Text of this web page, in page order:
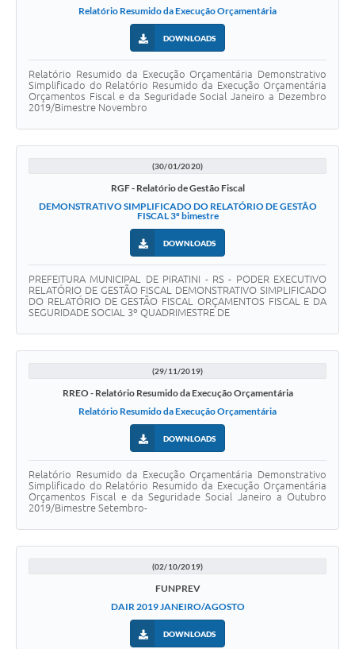
Relatório Resumido da Execução Orçamentária
DOWNLOADS
Relatório Resumido da Execução Orçamentária Demonstrativo
Simplificado do Relatório Resumido da Execução Orçamentária
Orçamentos Fiscal e da Seguridade Social Janeiro a Dezembro
2019/Bimestre Novembro
(30/01/2020)
RGF - Relatório de Gestão Fiscal
DEMONSTRATIVO SIMPLIFICADO DO RELATÓRIO DE GESTÃO
FISCAL 3º bimestre
DOWNLOADS
PREFEITURA MUNICIPAL DE PIRATINI - RS - PODER EXECUTIVO
RELATÓRIO DE GESTÃO FISCAL DEMONSTRATIVO SIMPLIFICADO
DO RELATÓRIO DE GESTÃO FISCAL ORÇAMENTOS FISCAL E DA
SEGURIDADE SOCIAL 3º QUADRIMESTRE DE
(29/11/2019)
RREO - Relatório Resumido da Execução Orçamentária
Relatório Resumido da Execução Orçamentária
DOWNLOADS
Relatório Resumido da Execução Orçamentária Demonstrativo
Simplificado do Relatório Resumido da Execução Orçamentária
Orçamentos Fiscal e da Seguridade Social Janeiro a Outubro
2019/Bimestre Setembro-
(02/10/2019)
FUNPREV
DAIR 2019 JANEIRO/AGOSTO
DOWNLOADS